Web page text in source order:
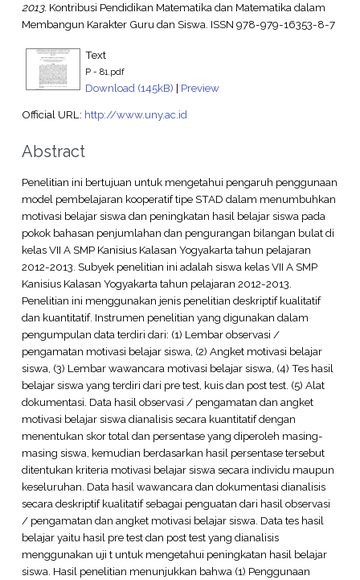
2013. Kontribusi Pendidikan Matematika dan Matematika dalam
Membangun Karakter Guru dan Siswa. ISSN 978-979-16353-8-7
Text
P - 81.pdf
Download (145kB) | Preview
Official URL: http://www.uny.ac.id
Abstract
Penelitian ini bertujuan untuk mengetahui pengaruh penggunaan
model pembelajaran kooperatif tipe STAD dalam menumbuhkan
motivasi belajar siswa dan peningkatan hasil belajar siswa pada
pokok bahasan penjumlahan dan pengurangan bilangan bulat di
kelas VII A SMP Kanisius Kalasan Yogyakarta tahun pelajaran
2012-2013. Subyek penelitian ini adalah siswa kelas VII A SMP
Kanisius Kalasan Yogyakarta tahun pelajaran 2012-2013.
Penelitian ini menggunakan jenis penelitian deskriptif kualitatif
dan kuantitatif. Instrumen penelitian yang digunakan dalam
pengumpulan data terdiri dari: (1) Lembar observasi /
pengamatan motivasi belajar siswa, (2) Angket motivasi belajar
siswa, (3) Lembar wawancara motivasi belajar siswa, (4) Tes hasil
belajar siswa yang terdiri dari pre test, kuis dan post test. (5) Alat
dokumentasi. Data hasil observasi / pengamatan dan angket
motivasi belajar siswa dianalisis secara kuantitatif dengan
menentukan skor total dan persentase yang diperoleh masing-
masing siswa, kemudian berdasarkan hasil persentase tersebut
ditentukan kriteria motivasi belajar siswa secara individu maupun
keseluruhan. Data hasil wawancara dan dokumentasi dianalisis
secara deskriptif kualitatif sebagai penguatan dari hasil observasi
/ pengamatan dan angket motivasi belajar siswa. Data tes hasil
belajar yaitu hasil pre test dan post test yang dianalisis
menggunakan uji t untuk mengetahui peningkatan hasil belajar
siswa. Hasil penelitian menunjukkan bahwa (1) Penggunaan